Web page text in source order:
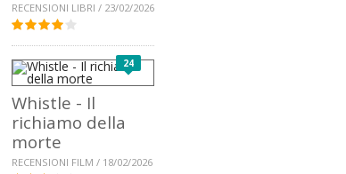
RECENSIONI LIBRI / 23/02/2026
24
Whistle - Il
richiamo della
morte
RECENSIONI FILM / 18/02/2026